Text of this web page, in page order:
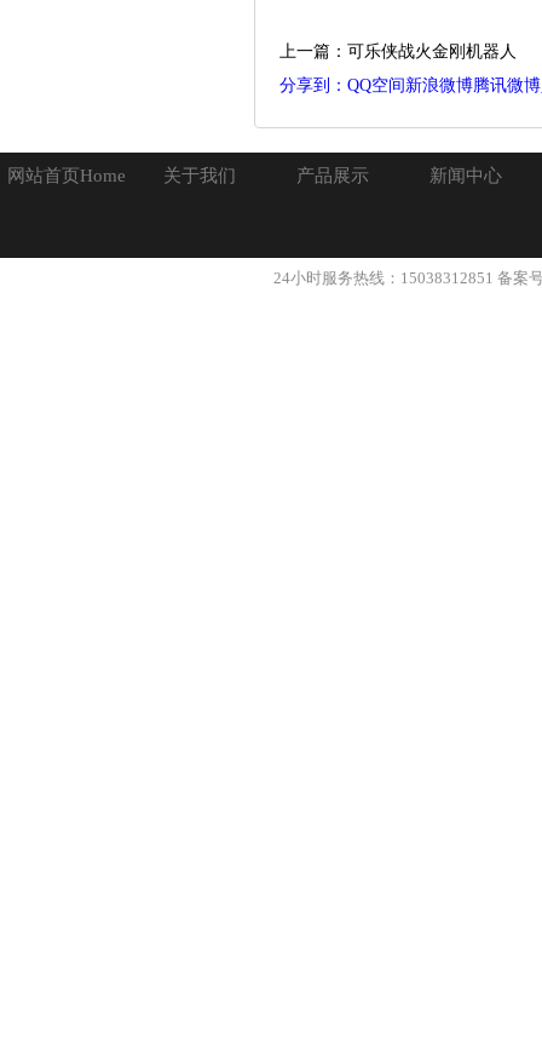
上一篇：可乐侠战火金刚机器人
分享到： QQ空间 新浪微博腾讯微博
网站首页Home 关于我们 产品展示 新闻中心
24小时服务热线：15038312851 备案